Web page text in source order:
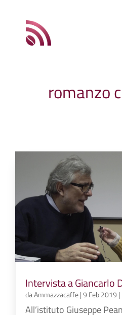
romanzo
Intervista a Giancarlo
daAmmazzacaffe|9 Feb 2019 |
All’istituto Giuseppe